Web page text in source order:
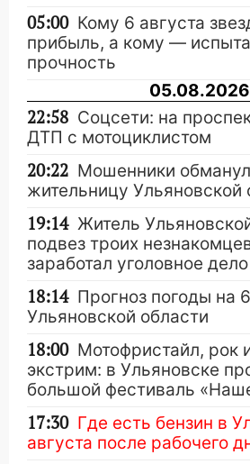
05:00 Кому 6 августа
прибыль, а кому —
прочность
05.08.2026
22:58 Соцсети: на
ДТП с мотоциклистом
20:22 Мошенники
жительницу Ульяновской
19:14 Житель
подвез троих
заработал уголовное дело
18:14 Прогноз погоды на
Ульяновской области
18:00 Мотофристайл, рок
экстрим: в Ульяновске
большой фестиваль
17:30 Где есть бензин в
августа после рабочего